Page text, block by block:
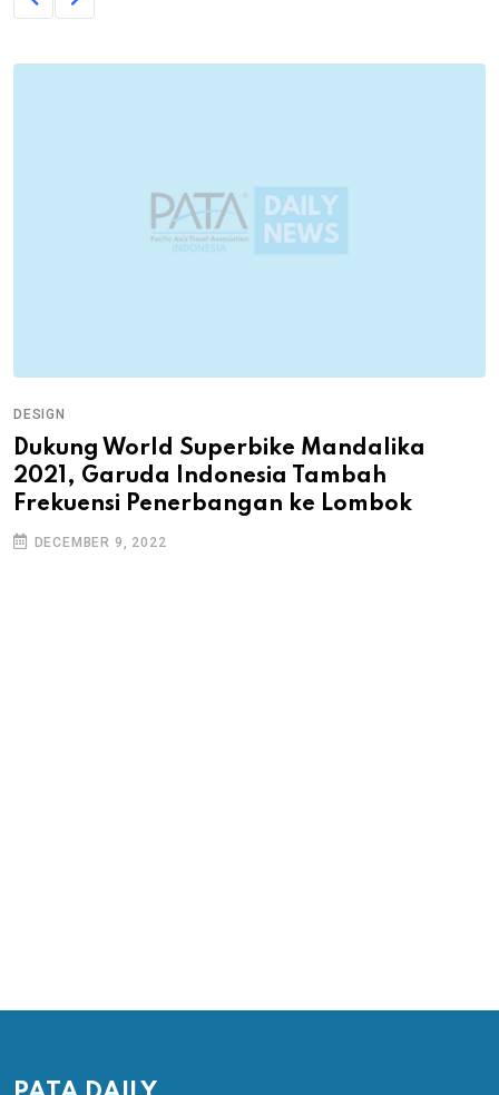
DESIGN
Dukung World Superbike Mandalika
2021, Garuda Indonesia Tambah
Frekuensi Penerbangan ke Lombok
DECEMBER 9, 2022